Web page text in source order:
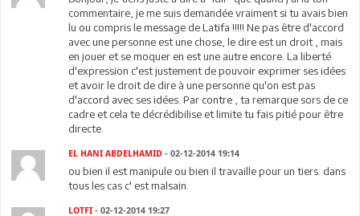
commentaire, je me suis demandée vraiment si tu avais bien
lu ou compris le message de Latifa !!!!! Ne pas être d'accord
avec une personne est une chose, le dire est un droit , mais
en jouer et se moquer en est une autre encore. La liberté
d'expression c'est justement de pouvoir exprimer ses idées
et avoir le droit de dire à une personne qu'on est pas
d'accord avec ses idées. Par contre , ta remarque sors de ce
cadre et cela te décrédibilise et limite tu fais pitié pour être
directe.
EL HANI ABDELHAMID - 02-12-2014 19:14
ou bien il est manipule ou bien il travaille pour un tiers. dans
tous les cas c' est malsain.
LOTFI - 02-12-2014 19:27